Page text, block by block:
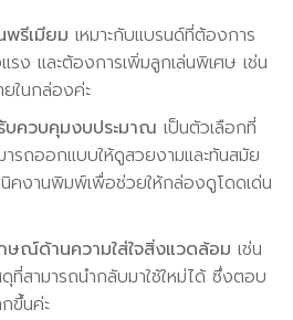
รีเมียม เหมาะกับแบรนด์ที่ต้องการ
ง และต้องการเพิ่มลูกเล่นพิเศษ เช่น
ในกล่องค่ะ
ควบคุมงบประมาณ เป็นตัวเลือกที่
รถออกแบบให้ดูสวยงามและทันสมัย
นิคงานพิมพ์เพื่อช่วยให้กล่องดูโดดเด่น
ณ์ด้านความใส่ใจสิ่งแวดล้อม เช่น
ที่สามารถนำกลับมาใช้ใหม่ได้ ซึ่งตอบ
ขึ้นค่ะ